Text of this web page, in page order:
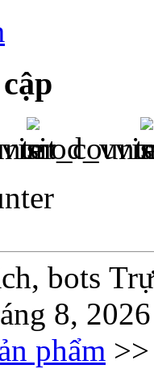
bots
8, 2026
phẩm